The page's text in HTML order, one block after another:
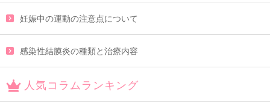
妊娠中の運動の注意点について
感染性結膜炎の種類と治療内容
人気コラムランキング